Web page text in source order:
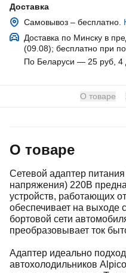
Доставка
Самовывоз – бесплатно.
Доставка по Минску в
(09.08); бесплатно при
По Беларуси — 25 руб ,
О товаре
О товаре
Сетевой адаптер
напряжения) 220В
устройств, работающих
обеспечивает на выходе
бортовой сети
преобразовывает ток
Адаптер идеально
автохолодильников